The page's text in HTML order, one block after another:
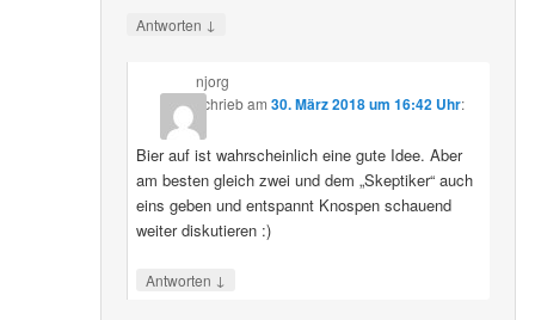
Antworten ↓
njorg
schriebam 30. März 2018 um 16:42 Uhr:
Bier auf ist wahrscheinlich eine gute Idee. Aber
am besten gleich zwei und dem „Skeptiker“ auch
eins geben und entspannt Knospen schauend
weiter diskutieren :)
Antworten ↓